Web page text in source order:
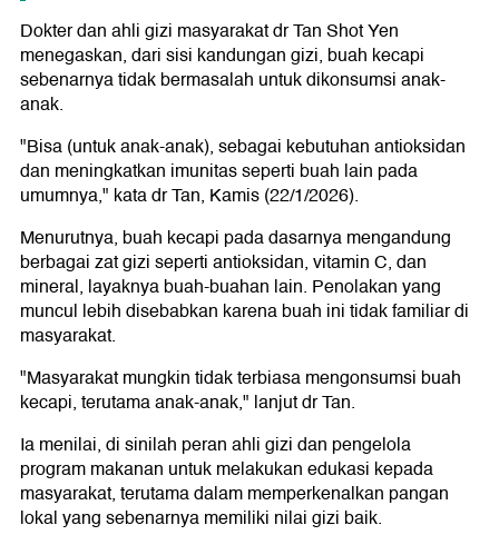
Dokter dan ahli gizi masyarakat dr Tan Shot Yen
menegaskan, dari sisi kandungan gizi, buah kecapi
sebenarnya tidak bermasalah untuk dikonsumsi anak-
anak.
"Bisa (untuk anak-anak), sebagai kebutuhan antioksidan
dan meningkatkan imunitas seperti buah lain pada
umumnya," kata dr Tan, Kamis (22/1/2026).
Menurutnya, buah kecapi pada dasarnya mengandung
berbagai zat gizi seperti antioksidan, vitamin C, dan
mineral, layaknya buah-buahan lain. Penolakan yang
muncul lebih disebabkan karena buah ini tidak familiar di
masyarakat.
"Masyarakat mungkin tidak terbiasa mengonsumsi buah
kecapi, terutama anak-anak," lanjut dr Tan.
Ia menilai, di sinilah peran ahli gizi dan pengelola
program makanan untuk melakukan edukasi kepada
masyarakat, terutama dalam memperkenalkan pangan
lokal yang sebenarnya memiliki nilai gizi baik.